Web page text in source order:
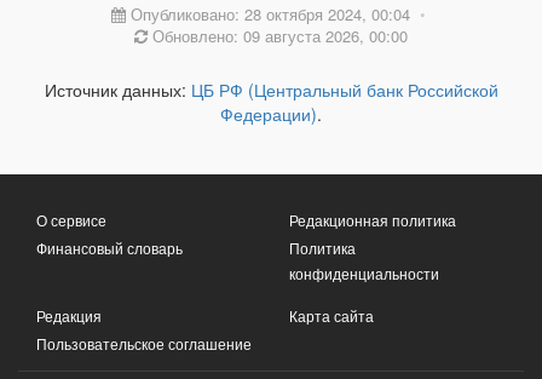
Опубликовано: 28 октября 2024, 00:04 •
Обновлено: 09 августа 2026, 00:00
Источник данных: ЦБ РФ (Центральный банк Российской
Федерации).
О сервисе
Финансовый словарь
Редакционная политика
Политика
конфиденциальности
Редакция
Пользовательское соглашение
Карта сайта